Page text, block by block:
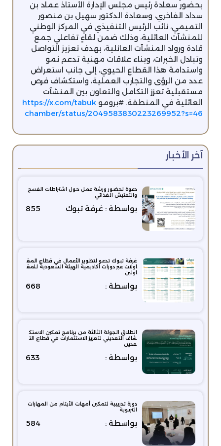
بحضور سعادة رئيس مجلس الإدارة الأستاذ عماد بن
سداد الفاخري، وسعادة الدكتور سهيل بن منصور
التميمي، نائب الرئيس التنفيذي في المركز الوطني
للمنشآت العائلية، وذلك ضمن لقاءٍ تفاعلي جمع
قادة ورواد المنشآت العائلية، بهدف تعزيز التواصل
وتبادل الخبرات، وبناء علاقات مهنية تدعم نمو
واستدامة هذا القطاع الحيوي، إلى جانب استعراض
عدد من الرؤى والتجارب العملية، واستكشاف فرص
مستقبلية تعزز التكامل والتعاون بين المنشآت
العائلية في المنطقة. #برومو https://x.com/tabuk
chamber/status/2049583830223269952?s=46
آخر الأخبار
دعوة لحضور ورشة عمل حول اشتراطات الفسح
والتفتيش الغذائي
بواسطة : غرفة تبوك 855
غرفة تبوك تدعو لتطوير الأعمال في قطاع المق
اولات عبر دورات أكاديمية الهيئة السعودية للمق
اولين
بواسطة : 668
انطلاق الجولة الثالثة من برنامج تمكين الاستك
شاف التعديني لتعزيز الاستثمارات في قطاع الت
عدين
بواسطة : 633
دورة تدريبية لتمكين أمهات الأيتام من المهارات
التربوية
بواسطة : 584